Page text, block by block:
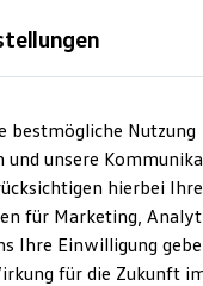
bestmögliche Nutzung
und unsere
hierbei Ihre
für Marketing,
Ihre Einwilligung
für die Zukunft